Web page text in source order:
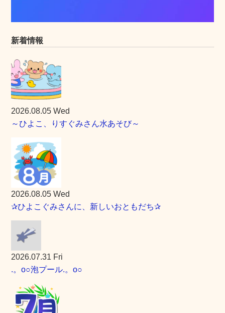
新着情報
2026.08.05 Wed
～ひよこ、りすぐみさん水あそび～
2026.08.05 Wed
✰ひよこぐみさんに、新しいおともだち✰
2026.07.31 Fri
.。o○泡プール.。o○